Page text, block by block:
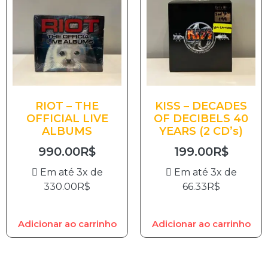
RIOT – THE
OFFICIAL LIVE
ALBUMS
990.00R$
Em até 3x de
330.00R$
Adicionar ao carrinho
KISS – DECADES
OF DECIBELS 40
YEARS (2 CD’s)
199.00R$
Em até 3x de
66.33R$
Adicionar ao carrinho